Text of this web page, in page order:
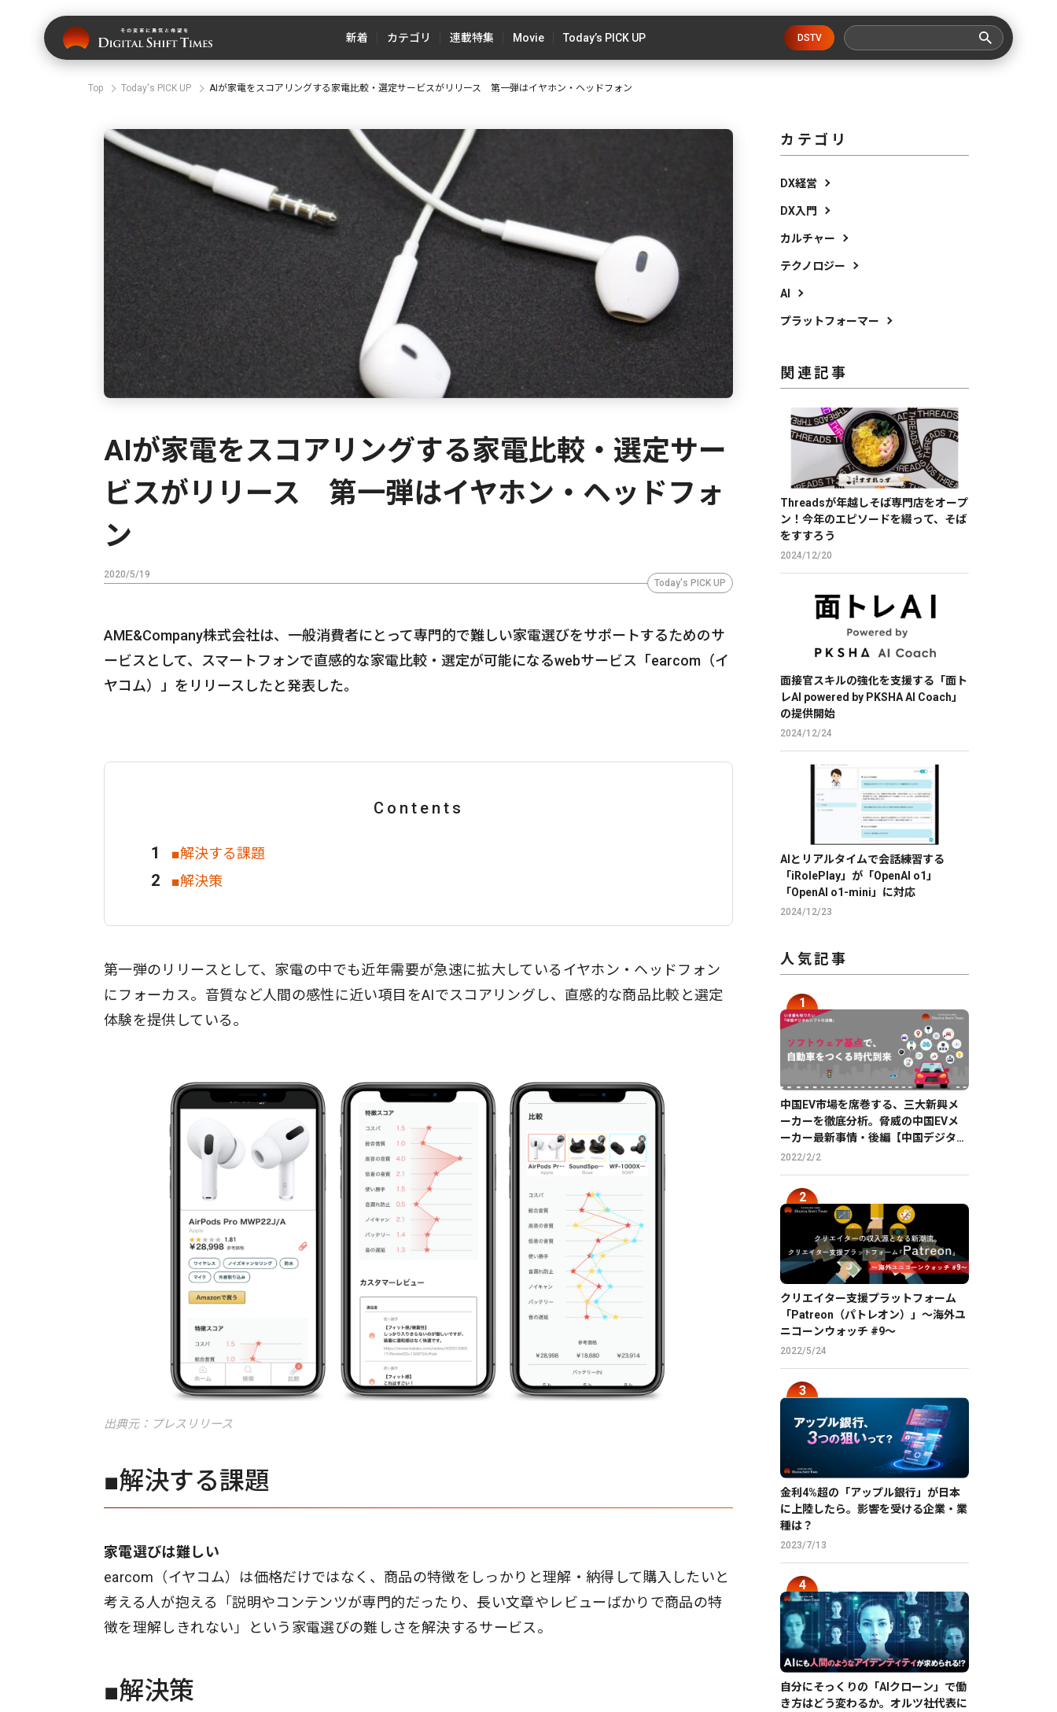
新着 カテゴリ 連載特集 Movie Today’s PICK UP DSTV
Top Today's PICK UP AIが家電をスコアリングする家電比較・選定サービスがリリース 第一弾はイヤホン・ヘッドフォン
AIが家電をスコアリングする家電比較・選定サー
ビスがリリース 第一弾はイヤホン・ヘッドフォ
ン
2020/5/19
Today's PICK UP
AME&Company株式会社は、一般消費者にとって専門的で難しい家電選びをサポートするためのサ
ービスとして、スマートフォンで直感的な家電比較・選定が可能になるwebサービス「earcom（イ
ヤコム）」をリリースしたと発表した。
Contents
■​解決する課題
■解決策
第一弾のリリースとして、家電の中でも近年需要が急速に拡大しているイヤホン・ヘッドフォン
にフォーカス。音質など人間の感性に近い項目をAIでスコアリングし、直感的な商品比較と選定
体験を提供している。
出典元：プレスリリース
■​解決する課題
家電選びは難しい
earcom（イヤコム）は価格だけではなく、商品の特徴をしっかりと理解・納得して購入したいと
考える人が抱える「説明やコンテンツが専門的だったり、長い文章やレビューばかりで商品の特
徴を理解しきれない」という家電選びの難しさを解決するサービス。
■解決策
カテゴリ
DX経営
DX入門
カルチャー
テクノロジー
AI
プラットフォーマー
関連記事
Threadsが年越しそば専門店をオープ
ン！今年のエピソードを綴って、そば
をすすろう
2024/12/20
面接官スキルの強化を支援する「面ト
レAI powered by PKSHA AI Coach」
の提供開始
2024/12/24
AIとリアルタイムで会話練習する
「iRolePlay」が「OpenAI o1」
「OpenAI o1-mini」に対応
2024/12/23
人気記事
中国EV市場を席巻する、三大新興メ
ーカーを徹底分析。脅威の中国EVメ
ーカー最新事情・後編【中国デジタル
企業最前線】
2022/2/2
クリエイター支援プラットフォーム
「Patreon（パトレオン）」〜海外ユ
ニコーンウォッチ #9〜
2022/5/24
金利4%超の「アップル銀行」が日本
に上陸したら。影響を受ける企業・業
種は？
2023/7/13
自分にそっくりの「AIクローン」で働
き方はどう変わるか。オルツ社代表に